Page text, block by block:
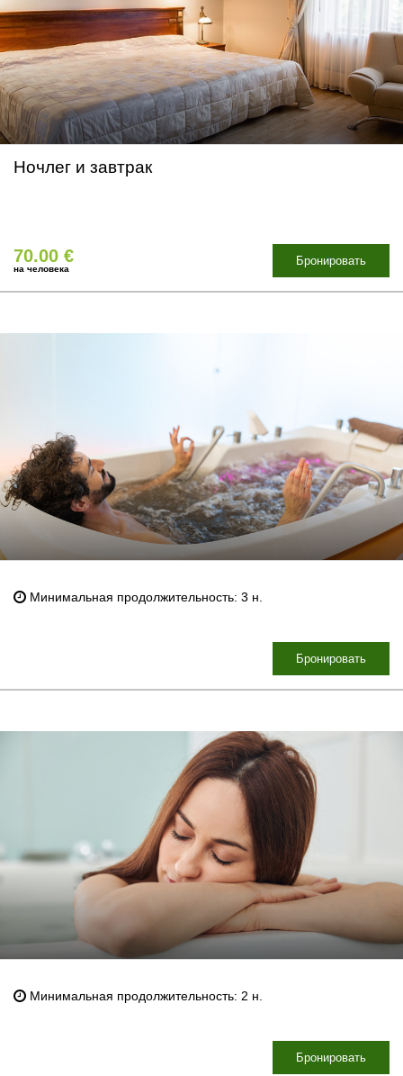
Ночлег и завтрак
70.00 €
на человека
Бронировать
Минимальная продолжительность: 3 н.
Бронировать
Минимальная продолжительность: 2 н.
Бронировать